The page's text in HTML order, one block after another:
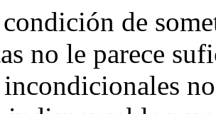
condición de
no le parece
incondicionales